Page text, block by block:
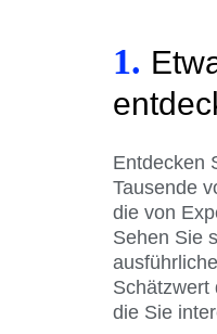
1.
Entdecken
Tausende
die von
Sehen Sie
Schätzwert
die Sie